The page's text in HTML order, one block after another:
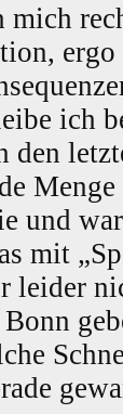
mich
ich
den
und
mit
leider